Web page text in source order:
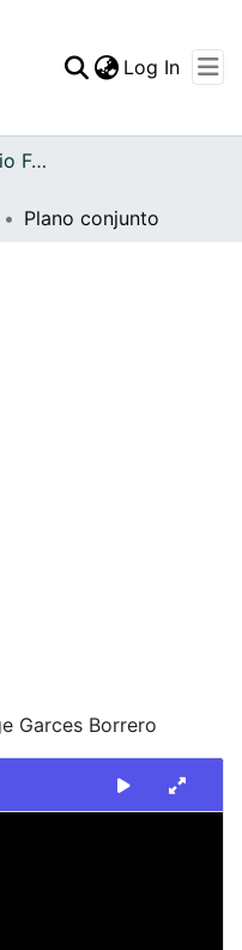
Log In
Archivo del Patrimonio Fotográfico y Fílmico del Valle del Cauca
Plano conjunto
Garces Borrero